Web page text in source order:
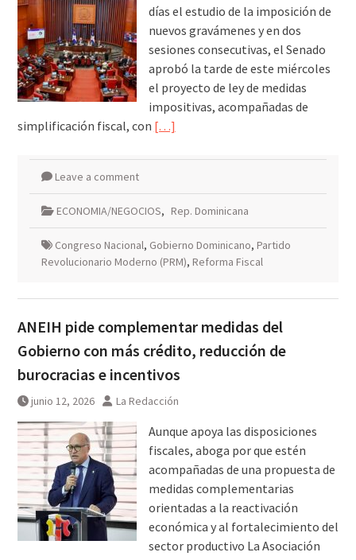
días el estudio de la imposición de
nuevos gravámenes y en dos
sesiones consecutivas, el Senado
aprobó la tarde de este miércoles
el proyecto de ley de medidas
impositivas, acompañadas de
simplificación fiscal, con […]
Leave a comment
ECONOMIA/NEGOCIOS, Rep. Dominicana
Congreso Nacional, Gobierno Dominicano, Partido
Revolucionario Moderno (PRM), Reforma Fiscal
ANEIH pide complementar medidas del
Gobierno con más crédito, reducción de
burocracias e incentivos
junio 12, 2026 La Redacción
Aunque apoya las disposiciones
fiscales, aboga por que estén
acompañadas de una propuesta de
medidas complementarias
orientadas a la reactivación
económica y al fortalecimiento del
sector productivo La Asociación